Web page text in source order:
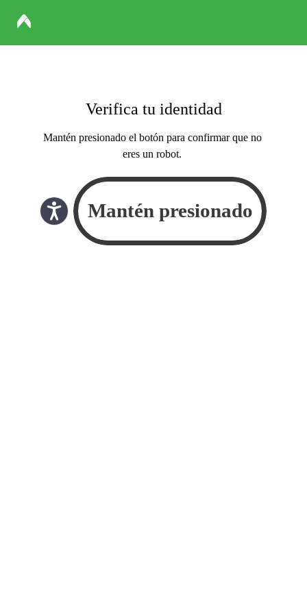
Verifica tu identidad
Mantén presionado el botón para confirmar que no
eres un robot.